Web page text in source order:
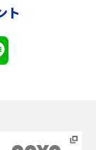
を徹底比較
行方法をわかり
ト